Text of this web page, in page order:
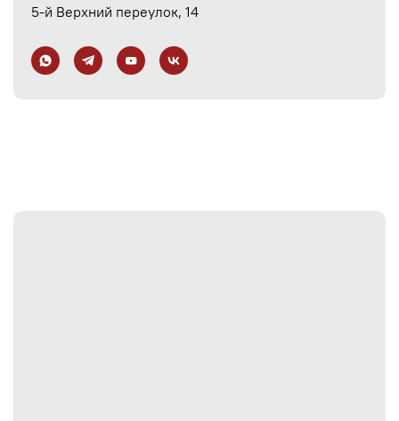
5-й Верхний переулок, 14